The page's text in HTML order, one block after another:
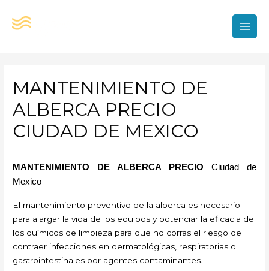
MANTENIMIENTO DE
ALBERCA PRECIO
CIUDAD DE MEXICO
MANTENIMIENTO DE ALBERCA PRECIO
Ciudad de
Mexico
El mantenimiento preventivo de la alberca es necesario
para alargar la vida de los equipos y potenciar la eficacia de
los químicos de limpieza para que no corras el riesgo de
contraer infecciones en dermatológicas, respiratorias o
gastrointestinales por agentes contaminantes.